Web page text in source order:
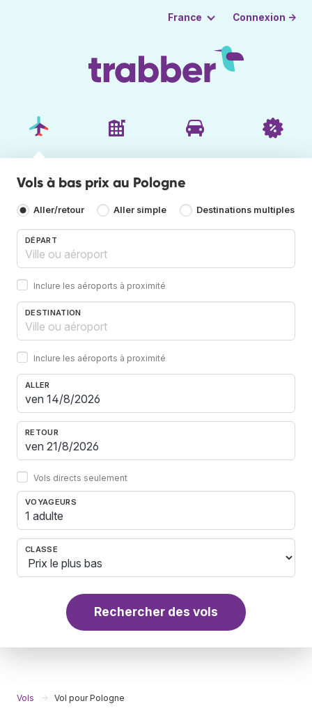
France Connexion →
Vols à bas prix au Pologne
Aller/retour Aller simple Destinations multiples
DÉPART
Inclure les aéroports à proximité
DESTINATION
Inclure les aéroports à proximité
ALLER
RETOUR
Vols directs seulement
VOYAGEURS
1 adulte
CLASSE
Rechercher des vols
Vols Vol pour Pologne